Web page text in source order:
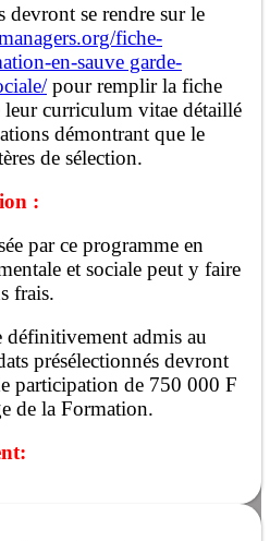
devront se rendre sur le
fiche-
en-sauve garde-
pour remplir la fiche
curriculum vitae détaillé
démontrant que le
de sélection.
:
par ce programme en
et sociale peut y faire
frais.
définitivement admis au
présélectionnés devront
participation de 750 000 F
de la Formation.